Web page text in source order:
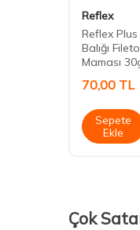
Reflex
Reflex
Balığı
Maması
70,00 TL
Sepete
Ekle
Çok